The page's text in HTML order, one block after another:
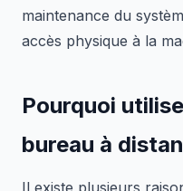
maintenance du
accès physique à la
Pourquoi
bureau à
Il existe plusieurs